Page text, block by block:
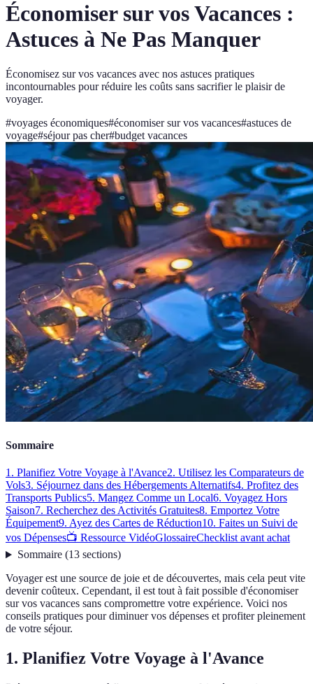
Économiser sur vos Vacances :
Astuces à Ne Pas Manquer
Économisez sur vos vacances avec nos astuces pratiques
incontournables pour réduire les coûts sans sacrifier le plaisir de
voyager.
#voyages économiques#économiser sur vos vacances#astuces de
voyage#séjour pas cher#budget vacances
Sommaire
1. Planifiez Votre Voyage à l'Avance2. Utilisez les Comparateurs de
Vols3. Séjournez dans des Hébergements Alternatifs4. Profitez des
Transports Publics5. Mangez Comme un Local6. Voyagez Hors
Saison7. Recherchez des Activités Gratuites8. Emportez Votre
Équipement9. Ayez des Cartes de Réduction10. Faites un Suivi de
vos Dépenses📺 Ressource VidéoGlossaireChecklist avant achat
Sommaire(13 sections)
Voyager est une source de joie et de découvertes, mais cela peut vite
devenir coûteux. Cependant, il est tout à fait possible d'économiser
sur vos vacances sans compromettre votre expérience. Voici nos
conseils pratiques pour diminuer vos dépenses et profiter pleinement
de votre séjour.
1. Planifiez Votre Voyage à l'Avance